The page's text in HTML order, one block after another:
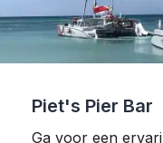
Piet's Pier Bar
Ga voor een